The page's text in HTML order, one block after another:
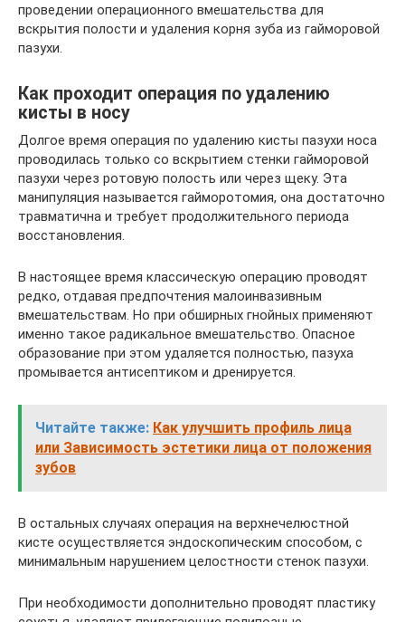
проведении операционного вмешательства для
вскрытия полости и удаления корня зуба из гайморовой
пазухи.
Как проходит операция по удалению
кисты в носу
Долгое время операция по удалению кисты пазухи носа
проводилась только со вскрытием стенки гайморовой
пазухи через ротовую полость или через щеку. Эта
манипуляция называется гайморотомия, она достаточно
травматична и требует продолжительного периода
восстановления.
В настоящее время классическую операцию проводят
редко, отдавая предпочтения малоинвазивным
вмешательствам. Но при обширных гнойных применяют
именно такое радикальное вмешательство. Опасное
образование при этом удаляется полностью, пазуха
промывается антисептиком и дренируется.
Читайте также: Как улучшить профиль лица
или Зависимость эстетики лица от положения
зубов
В остальных случаях операция на верхнечелюстной
кисте осуществляется эндоскопическим способом, с
минимальным нарушением целостности стенок пазухи.
При необходимости дополнительно проводят пластику